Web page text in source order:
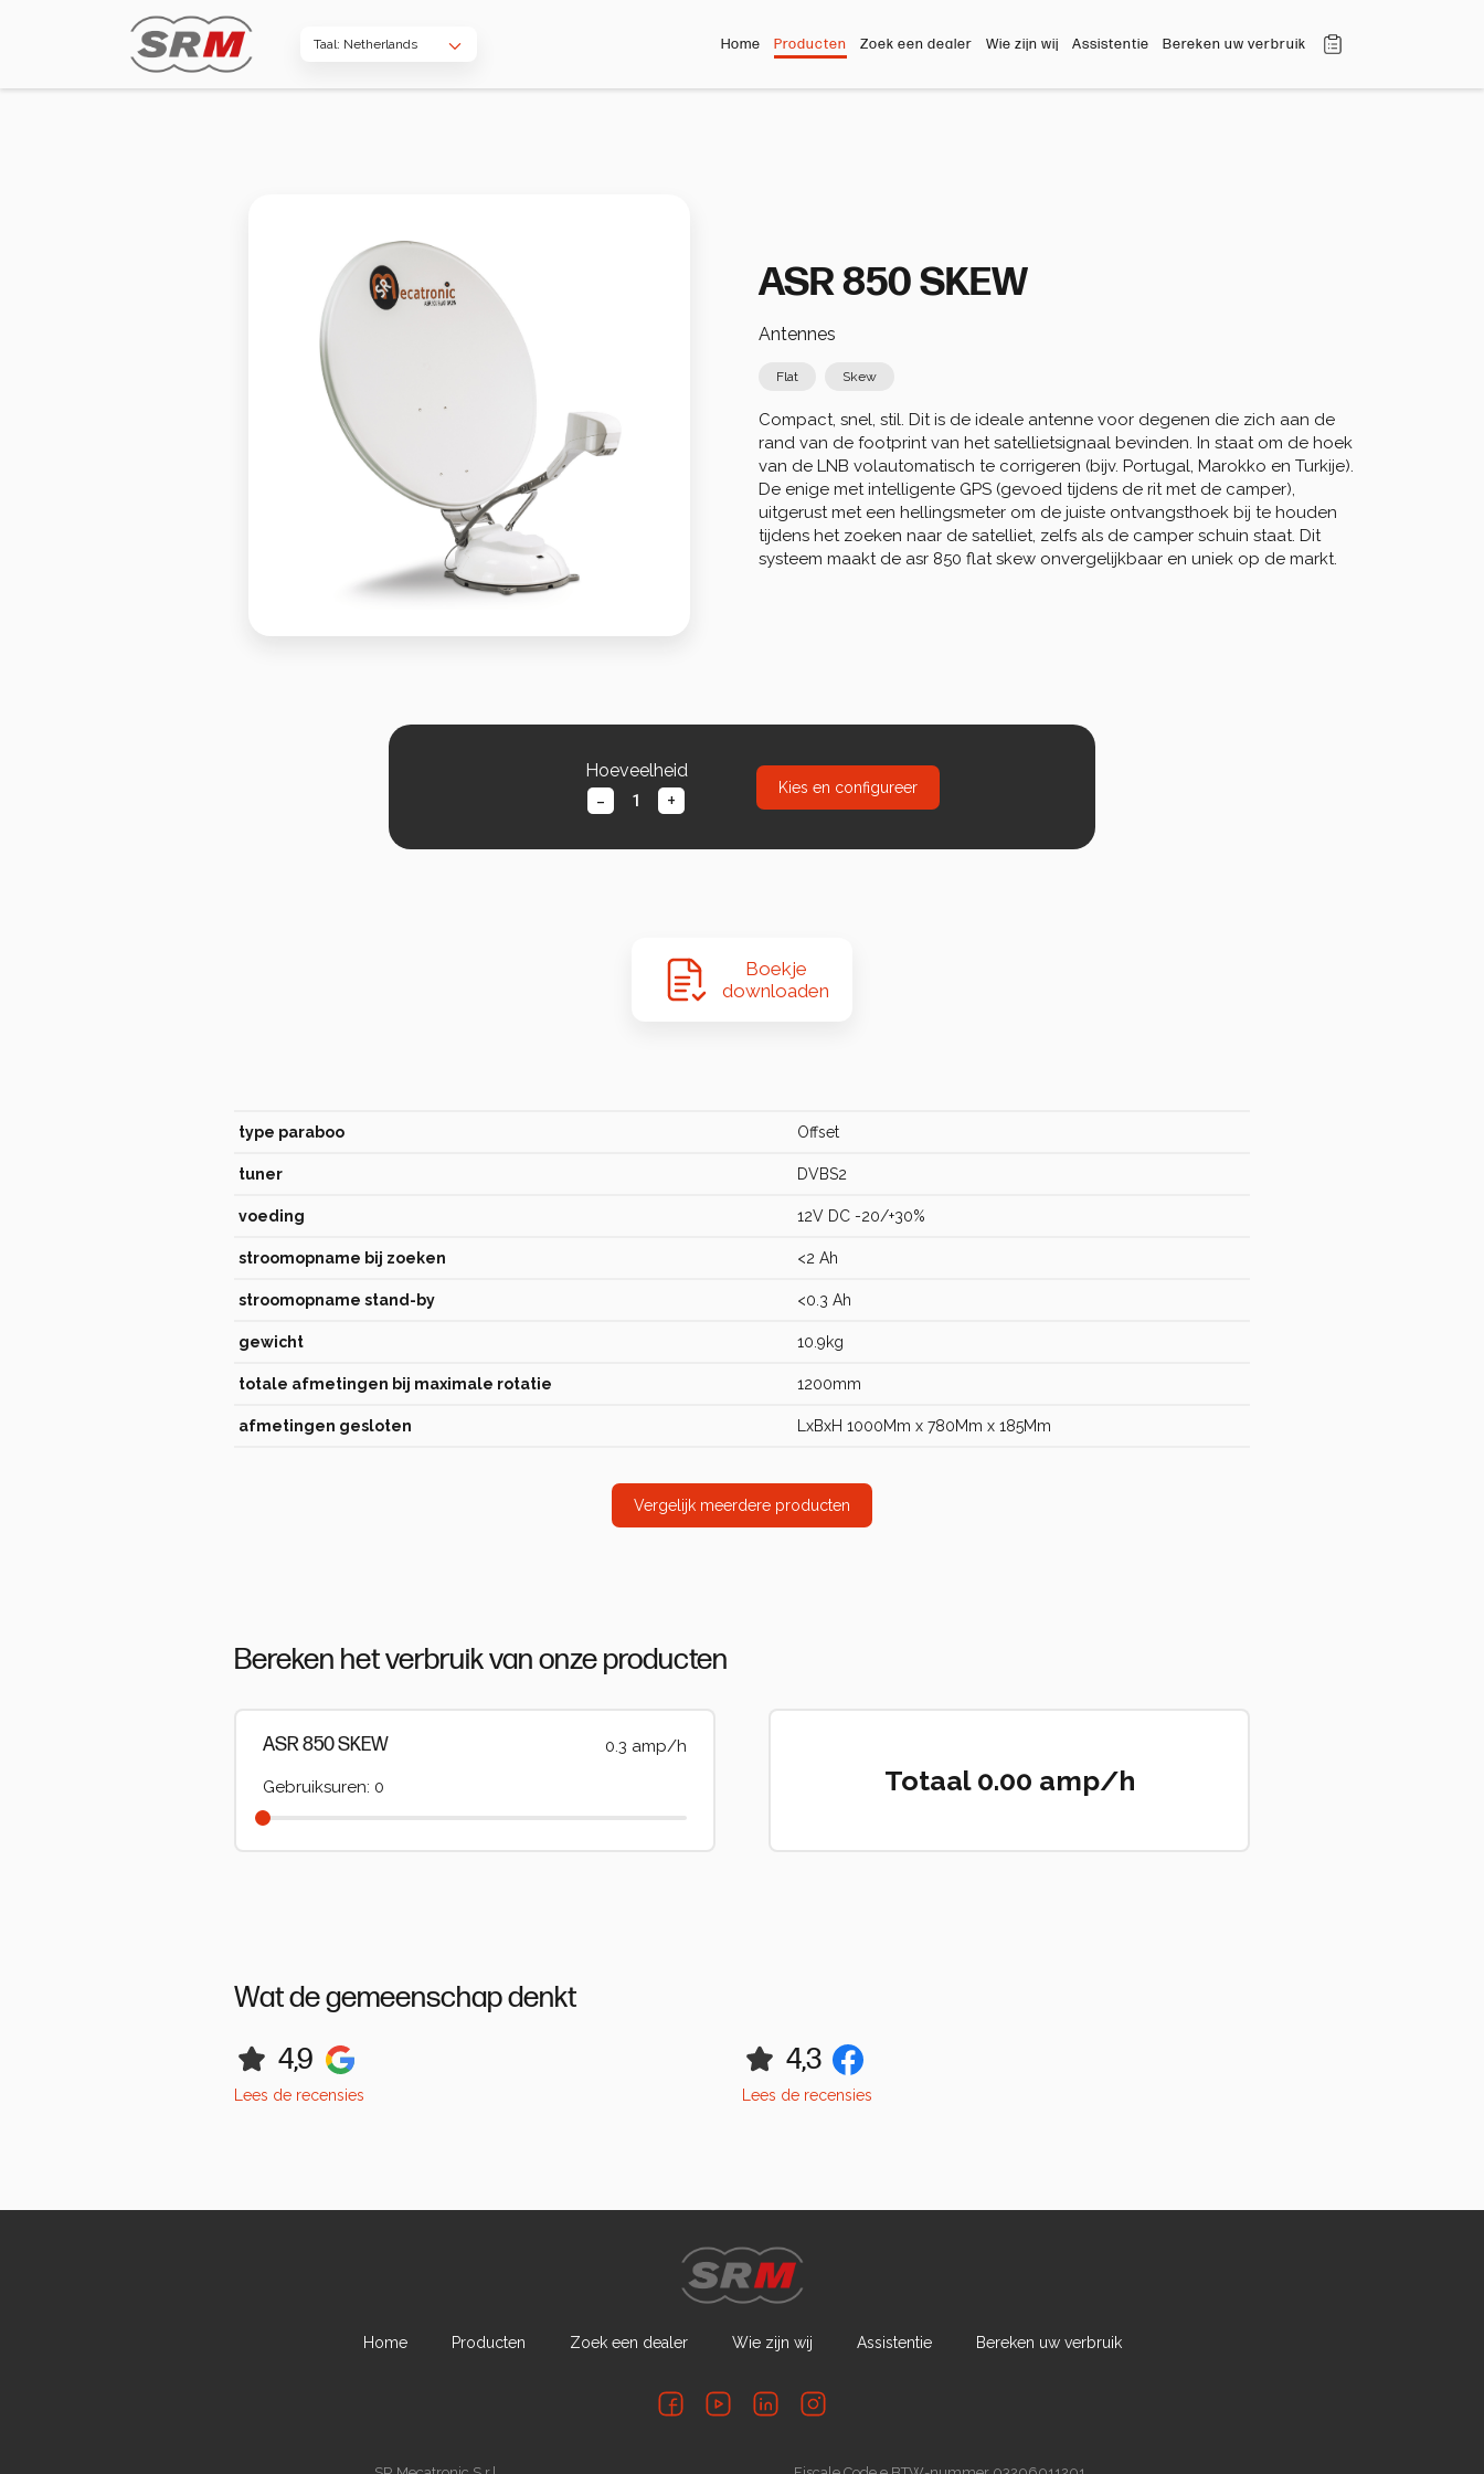
Taal: Netherlands Home Producten Zoek een dealer Wie zijn wij Assistentie Bereken uw verbruik
ASR 850 SKEW
Antennes
Flat Skew
Compact, snel, stil. Dit is de ideale antenne voor degenen die zich aan de
rand van de footprint van het satellietsignaal bevinden. In staat om de hoek
van de LNB volautomatisch te corrigeren (bijv. Portugal, Marokko en Turkije).
De enige met intelligente GPS (gevoed tijdens de rit met de camper),
uitgerust met een hellingsmeter om de juiste ontvangsthoek bij te houden
tijdens het zoeken naar de satelliet, zelfs als de camper schuin staat. Dit
systeem maakt de asr 850 flat skew onvergelijkbaar en uniek op de markt.
Hoeveelheid
- +
Kies en configureer
Boekje
downloaden
type paraboo Offset
tuner DVBS2
voeding 12V DC -20/+30%
stroomopname bij zoeken <2 Ah
stroomopname stand-by <0.3 Ah
gewicht 10.9kg
totale afmetingen bij maximale rotatie 1200mm
afmetingen gesloten LxBxH 1000Mm x 780Mm x 185Mm
Vergelijk meerdere producten
Bereken het verbruik van onze producten
ASR 850 SKEW 0.3 amp/h
Gebruiksuren: 0 Totaal 0.00 amp/h
Wat de gemeenschap denkt
4,9
Lees de recensies
4,3
Lees de recensies
Home Producten Zoek een dealer Wie zijn wij Assistentie Bereken uw verbruik